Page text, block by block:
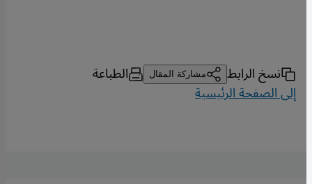
نسخ الرابط مشاركة المقال الطباعة
إلى الصفحة الرئيسية